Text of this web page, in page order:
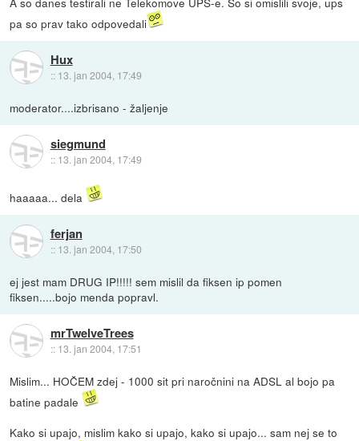
pa so prav tako odpovedali
Hux
:: 13. jan 2004, 17:49
moderator....izbrisano - žaljenje
siegmund
:: 13. jan 2004, 17:49
haaaaa... dela
ferjan
:: 13. jan 2004, 17:50
ej jest mam DRUG IP!!!!! sem mislil da fiksen ip pomen
fiksen.....bojo menda popravl.
mrTwelveTrees
:: 13. jan 2004, 17:51
Mislim... HOČEM zdej - 1000 sit pri naročnini na ADSL al bojo pa
batine padale
Kako si upajo, mislim kako si upajo, kako si upajo... sam nej se to